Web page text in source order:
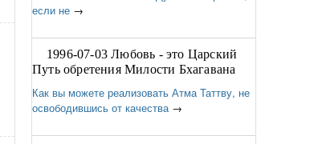
если не →
1996-07-03 Любовь - это Царский
Путь обретения Милости Бхагавана
Как вы можете реализовать Атма Таттву, не
освободившись от качества→